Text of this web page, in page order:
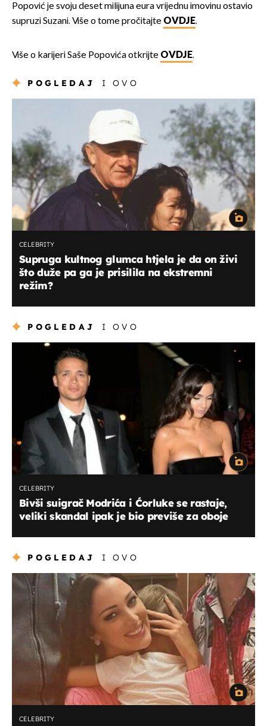
Popović je svoju deset milijuna eura vrijednu imovinu ostavio
supruzi Suzani. Više o tome pročitajte OVDJE.
Više o karijeri Saše Popovića otkrijte OVDJE.
POGLEDAJ I OVO
CELEBRITY
Supruga kultnog glumca htjela je da on živi
što duže pa ga je prisilila na ekstremni
režim?
POGLEDAJ I OVO
CELEBRITY
Bivši suigrač Modrića i Ćorluke se rastaje,
veliki skandal ipak je bio previše za oboje
POGLEDAJ I OVO
CELEBRITY